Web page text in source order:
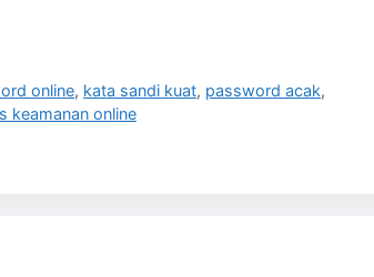
online, kata sandi kuat, password acak,
keamanan online